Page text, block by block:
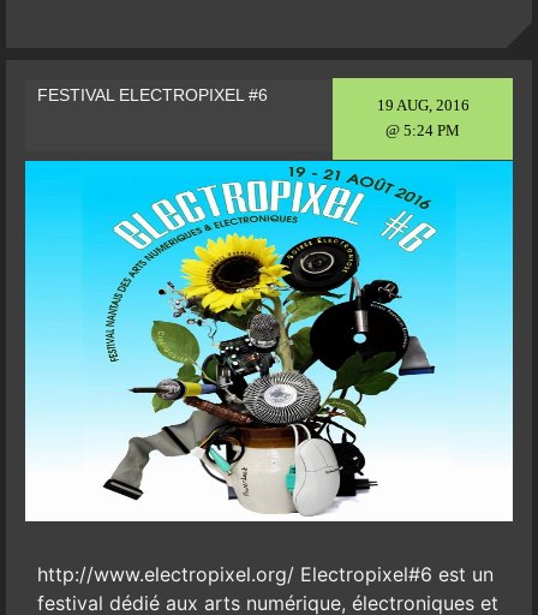
19 AUG, 2016
@ 5:24 PM
FESTIVAL ELECTROPIXEL #6
http://www.electropixel.org/ Electropixel#6 est un
festival dédié aux arts numérique, électroniques et